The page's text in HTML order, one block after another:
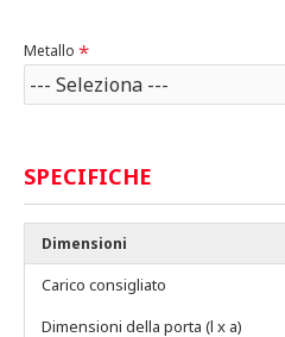
Metallo
SPECIFICHE
Dimensioni
Carico consigliato
Dimensioni della porta (l x a)